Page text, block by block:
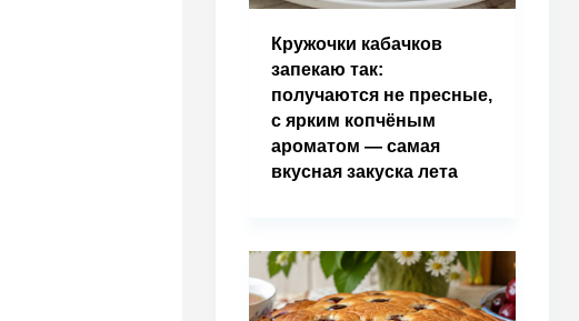
Кружочки кабачков
запекаю так:
получаются не пресные,
с ярким копчёным
ароматом — самая
вкусная закуска лета